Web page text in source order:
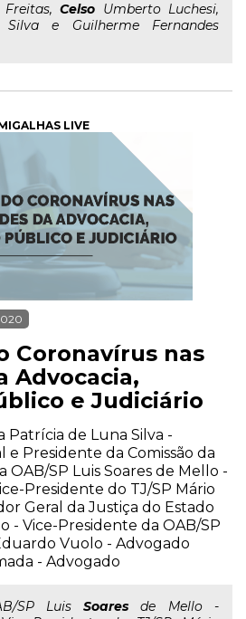
Celso Umberto Luchesi,
e Guilherme Fernandes
LIVE
Coronavírus nas
Advocacia,
e Judiciário
Patrícia de Luna Silva -
e Presidente da Comissão da
SP Luis Soares de Mello -
Presidente do TJ/SP Mário
Geral da Justiça do Estado
- Vice-Presidente da OAB/SP
Vuolo - Advogado
- Advogado
SP LuisSoares de Mello -